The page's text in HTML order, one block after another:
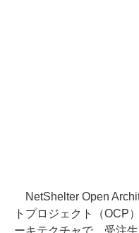
NetShelter Open
トプロジェクト（OCP
ーキテクチャで、受注